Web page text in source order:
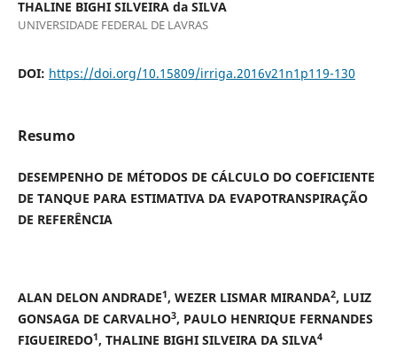
THALINE BIGHI SILVEIRA da SILVA
UNIVERSIDADE FEDERAL DE LAVRAS
DOI: https://doi.org/10.15809/irriga.2016v21n1p119-130
Resumo
DESEMPENHO DE MÉTODOS DE CÁLCULO DO COEFICIENTE
DE TANQUE PARA ESTIMATIVA DA EVAPOTRANSPIRAÇÃO
DE REFERÊNCIA
ALAN DELON ANDRADE1, WEZER LISMAR MIRANDA2, LUIZ
GONSAGA DE CARVALHO3, PAULO HENRIQUE FERNANDES
FIGUEIREDO1, THALINE BIGHI SILVEIRA DA SILVA4